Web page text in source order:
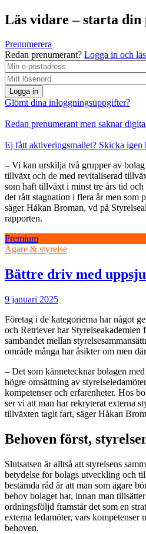
Läs vidare – starta
Prenumerera
Redan prenumerant? Logga in och
Logga in
Glömt dina inloggningsuppgifter?
Redan prenumerant men saknar
Ej fått aktiveringsmailet? Skicka igen
– Vi kan urskilja två grupper av
tillväxt och de med revitaliserad
som haft tillväxt i minst tre års tid och
det rått stagnation i flera år men som
säger Håkan Broman, vd på
rapporten.
Premium
Ägare & styrelse
Bättre driv med
9 januari 2025
Företag i de kategorierna har något
och Retriever har Styrelseakademien
sambandet mellan
område många har åsikter om men
– Det som kännetecknar bolagen
högre omsättning av
kompetenser och erfarenheter. Hos
ser vi att man har rekryterat externa
tillväxten tagit fart, säger Håkan
Behoven först,
Slutsatsen är alltså att styrelsens
betydelse för bolags utveckling och
bestämda råd är att man som ägare
behov bolaget har, innan man
ordningsföljd framstår det som en
externa ledamöter, vars kompetenser
behoven.